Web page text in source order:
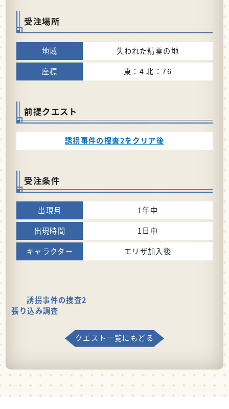
受注場所
失われた精霊の地
東：4 北：76
前提クエスト
誘拐事件の捜査2をクリア後
受注条件
1年中
1日中
エリザ加入後
誘拐事件の捜査2
張り込み調査
クエスト一覧にもどる